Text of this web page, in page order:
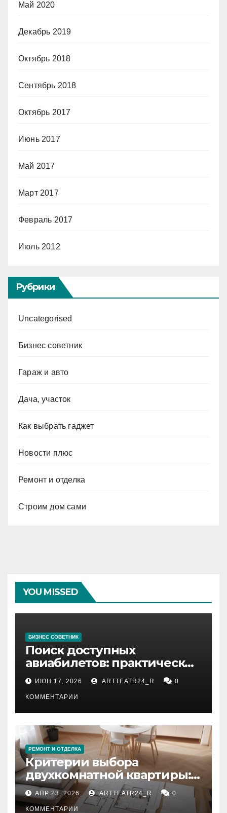
Май 2020
Декабрь 2019
Октябрь 2018
Сентябрь 2018
Октябрь 2017
Июнь 2017
Май 2017
Март 2017
Февраль 2017
Июль 2012
Рубрики
Uncategorised
Бизнес советник
Гараж и авто
Дача, участок
Как выбрать гаджет
Новости плюс
Ремонт и отделка
Строим дом сами
YOU MISSED
БИЗНЕС СОВЕТНИК
Поиск доступных
авиабилетов: практические
рекомендации
ИЮН 17, 2026 ARTTEATR24_R 0
КОММЕНТАРИИ
РЕМОНТ И ОТДЕЛКА
Критерии выбора
двухкомнатной квартиры:
планировка, площадь,
состояние и документация
АПР 23, 2026 ARTTEATR24_R 0
КОММЕНТАРИИ